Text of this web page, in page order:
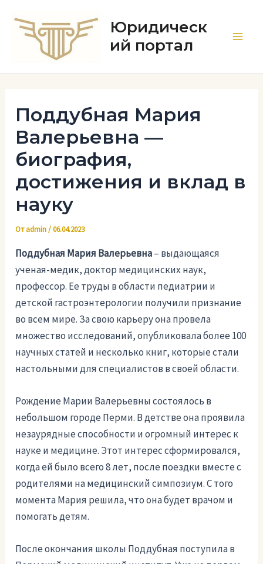
содержимому
Юридическ
ий портал
Поддубная Мария
Валерьевна —
биография,
достижения и вклад в
науку
Отadmin/06.04.2023
Поддубная Мария Валерьевна– выдающаяся
ученая-медик, доктор медицинских наук,
профессор. Ее труды в области педиатрии и
детской гастроэнтерологии получили признание
во всем мире. За свою карьеру она провела
множество исследований, опубликовала более 100
научных статей и несколько книг, которые стали
настольными для специалистов в своей области.
Рождение Марии Валерьевны состоялось в
небольшом городе Перми. В детстве она проявила
незаурядные способности и огромный интерес к
науке и медицине. Этот интерес сформировался,
когда ей было всего 8 лет, после поездки вместе с
родителями на медицинский симпозиум. С того
момента Мария решила, что она будет врачом и
помогать детям.
После окончания школы Поддубная поступила в